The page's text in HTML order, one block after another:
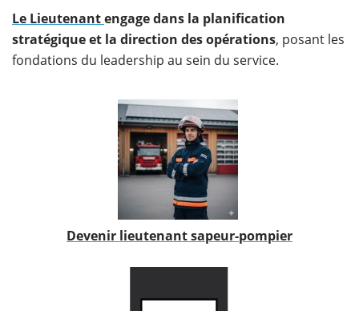
Le Lieutenantengage dans la planification
stratégique et la direction des opérations, posant les
fondations du leadership au sein du service.
Devenir lieutenant sapeur-pompier